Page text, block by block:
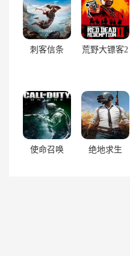
刺客信条 荒野大镖客2
使命召唤 绝地求生